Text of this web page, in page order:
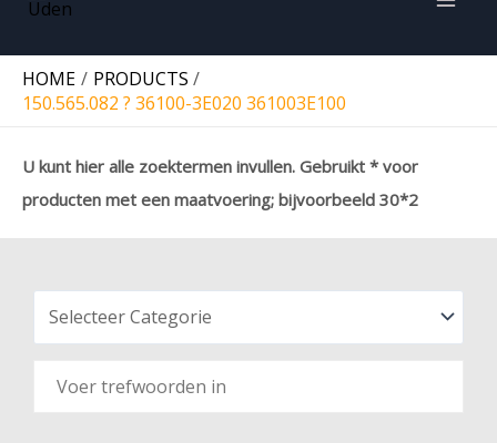
HOME
PRODUCTS
150.565.082 ? 36100-3E020 361003E100
U kunt hier alle zoektermen invullen. Gebruikt * voor
producten met een maatvoering; bijvoorbeeld 30*2